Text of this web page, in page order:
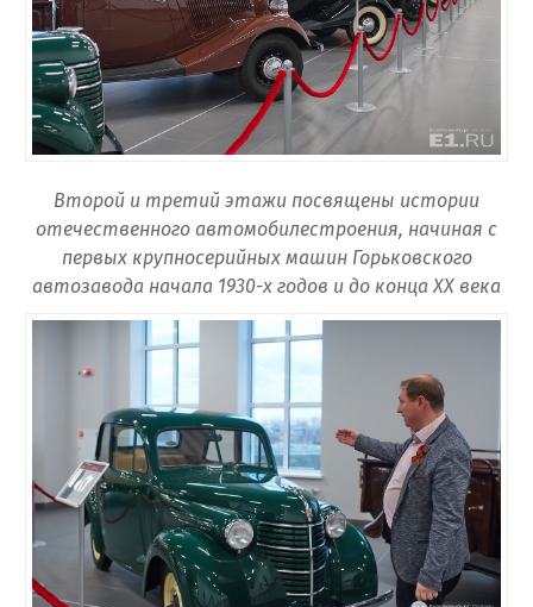
Второй и третий этажи посвящены истории
отечественного автомобилестроения, начиная с
первых крупносерийных машин Горьковского
автозавода начала 1930-х годов и до конца XX века